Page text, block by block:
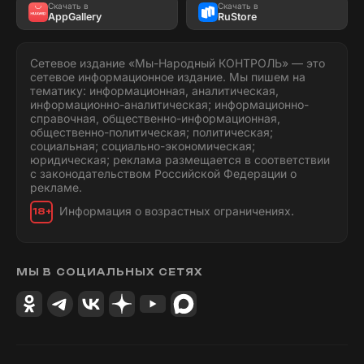
Скачать в
AppGallery
Скачать в
RuStore
Сетевое издание «Мы-Народный КОНТРОЛЬ» — это
сетевое информационное издание. Мы пишем на
тематику: информационная, аналитическая,
информационно-аналитическая; информационно-
справочная, общественно-информационная,
общественно-политическая; политическая;
социальная; социально-экономическая;
юридическая; реклама размещается в соответствии
с законодательством Российской Федерации о
рекламе.
18+ Информация о возрастных ограничениях.
МЫ В СОЦИАЛЬНЫХ СЕТЯХ